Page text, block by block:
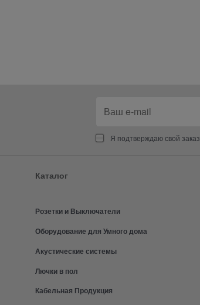
Я подтверждаю свой заказ.
Каталог
Розетки и Выключатели
Оборудование для Умного дома
Акустические системы
Лючки в пол
Кабельная Продукция